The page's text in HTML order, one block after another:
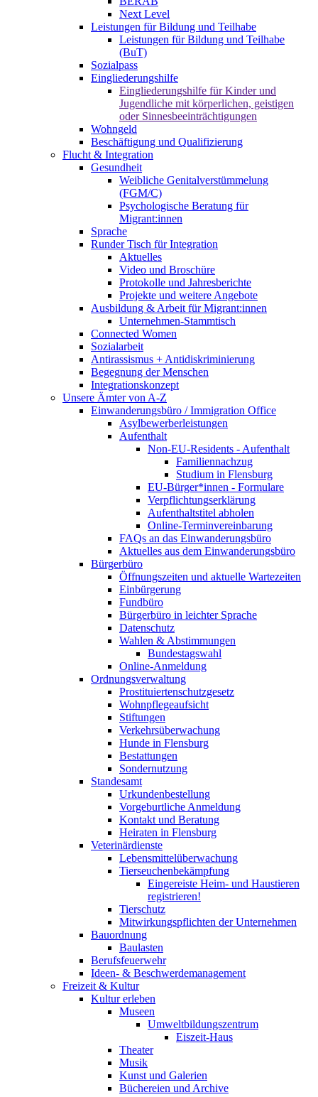
Next Level
Leistungen für Bildung und Teilhabe
Leistungen für Bildung und Teilhabe
(BuT)
Sozialpass
Eingliederungshilfe
Eingliederungshilfe für Kinder und
Jugendliche mit körperlichen, geistigen
oder Sinnesbeeinträchtigungen
Wohngeld
Beschäftigung und Qualifizierung
Flucht & Integration
Gesundheit
Weibliche Genitalverstümmelung
(FGM/C)
Psychologische Beratung für
Migrant:innen
Sprache
Runder Tisch für Integration
Aktuelles
Video und Broschüre
Protokolle und Jahresberichte
Projekte und weitere Angebote
Ausbildung & Arbeit für Migrant:innen
Unternehmen-Stammtisch
Connected Women
Sozialarbeit
Antirassismus + Antidiskriminierung
Begegnung der Menschen
Integrationskonzept
Unsere Ämter von A-Z
Einwanderungsbüro / Immigration Office
Asylbewerberleistungen
Aufenthalt
Non-EU-Residents - Aufenthalt
Familiennachzug
Studium in Flensburg
EU-Bürger*innen - Formulare
Verpflichtungserklärung
Aufenthaltstitel abholen
Online-Terminvereinbarung
FAQs an das Einwanderungsbüro
Aktuelles aus dem Einwanderungsbüro
Bürgerbüro
Öffnungszeiten und aktuelle Wartezeiten
Einbürgerung
Fundbüro
Bürgerbüro in leichter Sprache
Datenschutz
Wahlen & Abstimmungen
Bundestagswahl
Online-Anmeldung
Ordnungsverwaltung
Prostituiertenschutzgesetz
Wohnpflegeaufsicht
Stiftungen
Verkehrsüberwachung
Hunde in Flensburg
Bestattungen
Sondernutzung
Standesamt
Urkundenbestellung
Vorgeburtliche Anmeldung
Kontakt und Beratung
Heiraten in Flensburg
Veterinärdienste
Lebensmittelüberwachung
Tierseuchenbekämpfung
Eingereiste Heim- und Haustieren
registrieren!
Tierschutz
Mitwirkungspflichten der Unternehmen
Bauordnung
Baulasten
Berufsfeuerwehr
Ideen- & Beschwerdemanagement
Freizeit & Kultur
Kultur erleben
Museen
Umweltbildungszentrum
Eiszeit-Haus
Theater
Musik
Kunst und Galerien
Büchereien und Archive